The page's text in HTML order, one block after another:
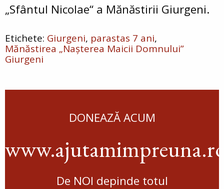
„Sfântul Nicolae“ a Mănăstirii Giurgeni.
Giurgeni parastas 7 ani
Mănăstirea „Nașterea Maicii Domnului”
Giurgeni
DONEAZĂ ACUM
De NOI depinde totul